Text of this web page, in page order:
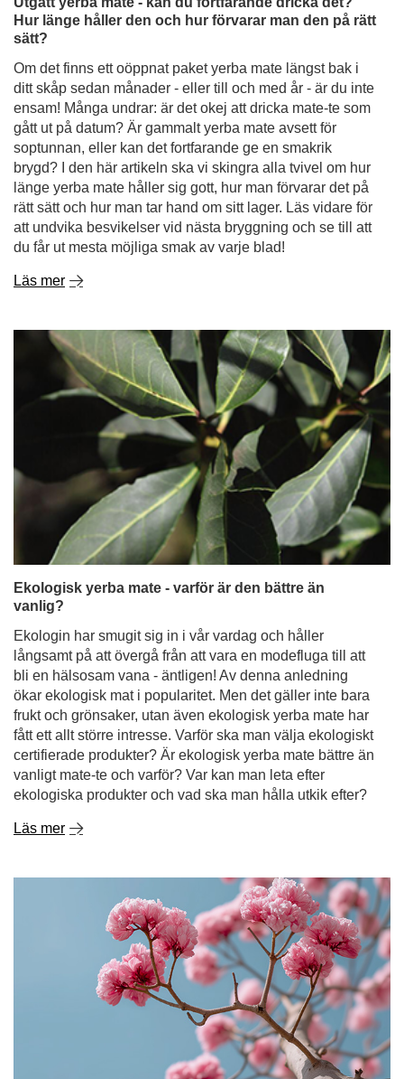
gått ut på datum? Är gammalt yerba mate avsett för
soptunnan, eller kan det fortfarande ge en smakrik
länge yerba mate håller sig gott, hur man förvarar det på
rätt sätt och hur man tar hand om sitt lager. Läs vidare för
att undvika besvikelser vid nästa bryggning och se till att
du får ut mesta möjliga smak av varje blad!
Läs mer
Ekologisk yerba mate - varför är den bättre än
vanlig?
Ekologin har smugit sig in i vår vardag och håller
långsamt på att övergå från att vara en modefluga till att
bli en hälsosam vana - äntligen! Av denna anledning
ökar ekologisk mat i popularitet. Men det gäller inte bara
frukt och grönsaker, utan även ekologisk yerba mate har
certifierade produkter? Är ekologisk yerba mate bättre än
vanligt mate-te och varför? Var kan man leta efter
ekologiska produkter och vad ska man hålla utkik efter?
Läs mer
Lapacho - inkaindianernas hemlighet i din kopp!
Lapacho, känt som "inkaindianernas te", är mer än bara
en exotisk kuriositet - det är en sann naturskatt. Denna